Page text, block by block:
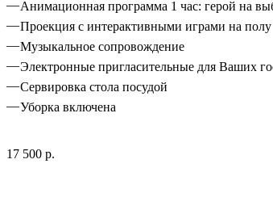
Анимационная программа 1 час: герой на
Проекция с интерактивными играми на полу
Музыкальное сопровождение
Электронные пригласительные для Ваших
Сервировка стола посудой
Уборка включена
17 500 р.